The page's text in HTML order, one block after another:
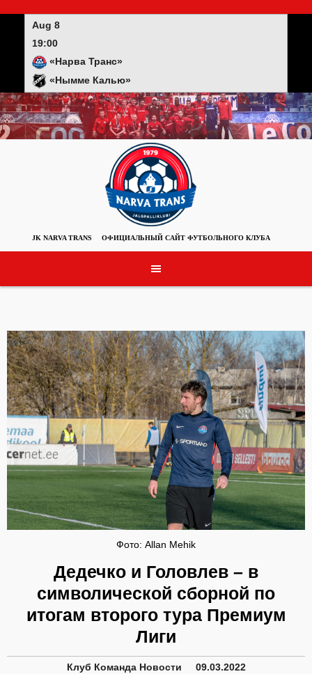
Aug 8
19:00
«Нарва Транс»
«Нымме Калью»
JK NARVA TRANS ОФИЦИАЛЬНЫЙ САЙТ ФУТБОЛЬНОГО КЛУБА
Фото: Allan Mehik
Дедечко и Головлев – в
символической сборной по
итогам второго тура Премиум
Лиги
Клуб Команда Новости 09.03.2022